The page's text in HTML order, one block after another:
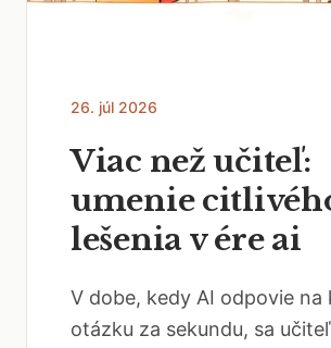
26. júl 2026
Viac než učiteľ:
umenie
lešenia v ére ai
V dobe, kedy AI odpovie na
otázku za sekundu, sa